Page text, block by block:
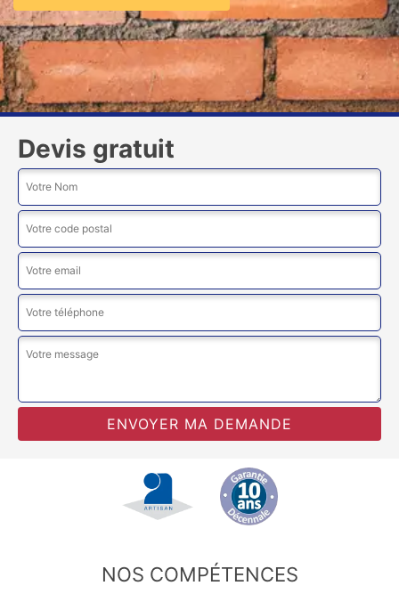
Devis gratuit
NOS COMPÉTENCES